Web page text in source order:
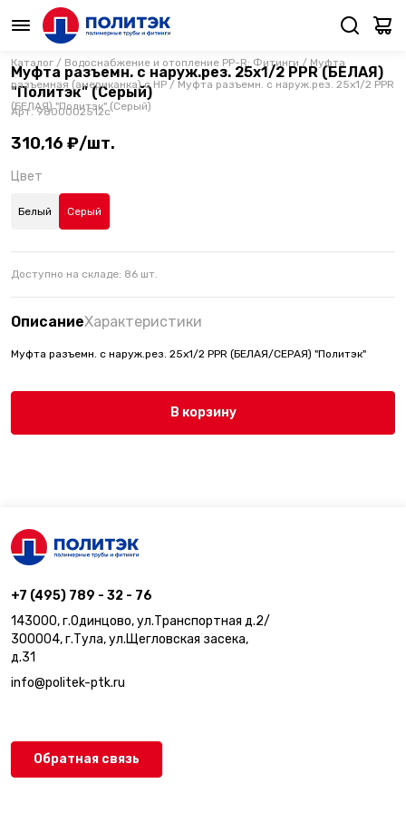
Каталог / Водоснабжение и отопление PP-R: Фитинги / Муфта
разъемная (американка) с НР / Муфта разъемн. с наруж.рез. 25х1/2 PPR
(БЕЛАЯ) "Политэк" (Серый)
Муфта разъемн. с наруж.рез. 25х1/2 PPR (БЕЛАЯ)
"Политэк" (Серый)
Арт.9800002512с
310,16 ₽/шт.
Цвет
Белый Серый
Доступно на складе: 86 шт.
ОписаниеХарактеристики
Муфта разъемн. с наруж.рез. 25х1/2 PPR (БЕЛАЯ/СЕРАЯ) "Политэк"
В корзину
+7 (495) 789 - 32 - 76
143000, г.Одинцово, ул.Транспортная д.2/
300004, г.Тула, ул.Щегловская засека,
д.31
info@politek-ptk.ru
Обратная связь